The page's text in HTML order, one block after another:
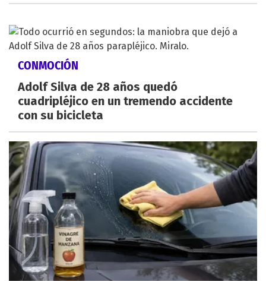
CONMOCIÓN
Adolf Silva de 28 años quedó
cuadripléjico en un tremendo accidente
con su bicicleta